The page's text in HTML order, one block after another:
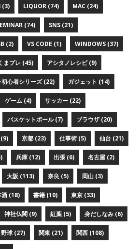
(3) LIQUOR (74) MAC (24)
(74) SNS (21)
(2) VS CODE (1) WINDOWS (37)
まプレ (45) アシタノレシピ (9)
初心者シリーズ (22) ガジェット (14)
ゲーム (4) サッカー (22)
バスケットボール (7) ブラウザ (20)
京都 (23) 仕事術 (5) 仙台 (21)
兵庫 (12) 出張 (6) 名古屋 (2)
大阪 (113) 奈良 (5) 岡山 (3)
酒 (18) 書籍 (10) 東京 (33)
神社仏閣 (9) 紅葉 (5) 身だしなみ (6)
野球 (27) 関東 (21) 関西 (108)